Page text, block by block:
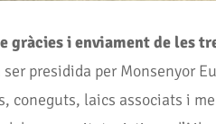
gràcies i enviament de les
presidida per Monsenyor
coneguts, laics associats i